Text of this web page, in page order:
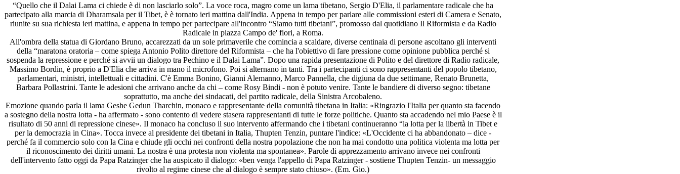
“Quello che il Dalai Lama ci chiede è di non lasciarlo solo”. La voce roca, magro come un lama tibetano, Sergio D'Elia, il parlamentare radicale che ha
partecipato alla marcia di Dharamsala per il Tibet, è è tornato ieri mattina dall'India. Appena in tempo per parlare alle commissioni esteri di Camera e Senato,
riunite su sua richiesta ieri mattina, e appena in tempo per partecipare all'incontro “Siamo tutti tibetani”, promosso dal quotidiano Il Riformista e da Radio
Radicale in piazza Campo de' fiori, a Roma.
All'ombra della statua di Giordano Bruno, accarezzati da un sole primaverile che comincia a scaldare, diverse centinaia di persone ascoltano gli interventi
della “maratona oratoria – come spiega Antonio Polito direttore del Riformista – che ha l'obiettivo di fare pressione come opinione pubblica perché si
sospenda la repressione e perché si avvii un dialogo tra Pechino e il Dalai Lama”. Dopo una rapida presentazione di Polito e del direttore di Radio radicale,
Massimo Bordin, è proprio a D'Elia che arriva in mano il microfono. Poi si alternano in tanti. Tra i partecipanti ci sono rappresentanti del popolo tibetano,
parlamentari, ministri, intellettuali e cittadini. C'è Emma Bonino, Gianni Alemanno, Marco Pannella, che digiuna da due settimane, Renato Brunetta,
Barbara Pollastrini. Tante le adesioni che arrivano anche da chi – come Rosy Bindi - non è potuto venire. Tante le bandiere di diverso segno: tibetane
soprattutto, ma anche dei sindacati, del partito radicale, della Sinistra Arcobaleno.
Emozione quando parla il lama Geshe Gedun Tharchin, monaco e rappresentante della comunità tibetana in Italia: «Ringrazio l'Italia per quanto sta facendo
a sostegno della nostra lotta - ha affermato - sono contento di vedere stasera rappresentanti di tutte le forze politiche. Quanto sta accadendo nel mio Paese è il
risultato di 50 anni di repressione cinese». Il monaco ha concluso il suo intervento affermando che i tibetani continueranno “la lotta per la libertà in Tibet e
per la democrazia in Cina». Tocca invece al presidente dei tibetani in Italia, Thupten Tenzin, puntare l'indice: «L'Occidente ci ha abbandonato – dice -
perché fa il commercio solo con la Cina e chiude gli occhi nei confronti della nostra popolazione che non ha mai condotto una politica violenta ma lotta per
il riconoscimento dei diritti umani. La nostra è una protesta non violenta ma spontanea». Parole di apprezzamento arrivano invece nei confronti
dell'intervento fatto oggi da Papa Ratzinger che ha auspicato il dialogo: «ben venga l'appello di Papa Ratzinger - sostiene Thupten Tenzin- un messaggio
rivolto al regime cinese che al dialogo è sempre stato chiuso». (Em. Gio.)